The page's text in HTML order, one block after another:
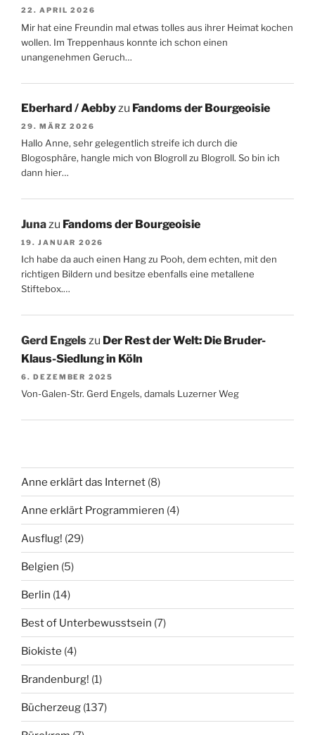
22. APRIL 2026
Mir hat eine Freundin mal etwas tolles aus ihrer Heimat kochen
wollen. Im Treppenhaus konnte ich schon einen
unangenehmen Geruch…
Eberhard / Aebbyzu Fandoms der Bourgeoisie
29. MÄRZ 2026
Hallo Anne, sehr gelegentlich streife ich durch die
Blogosphäre, hangle mich von Blogroll zu Blogroll. So bin ich
dann hier…
Junazu Fandoms der Bourgeoisie
19. JANUAR 2026
Ich habe da auch einen Hang zu Pooh, dem echten, mit den
richtigen Bildern und besitze ebenfalls eine metallene
Stiftebox.…
Gerd Engels zu Der Rest der Welt: Die Bruder-
Klaus-Siedlung in Köln
6. DEZEMBER 2025
Von-Galen-Str. Gerd Engels, damals Luzerner Weg
Anne erklärt das Internet (8)
Anne erklärt Programmieren (4)
Ausflug! (29)
Belgien (5)
Berlin (14)
Best of Unterbewusstsein (7)
Biokiste (4)
Brandenburg! (1)
Bücherzeug (137)